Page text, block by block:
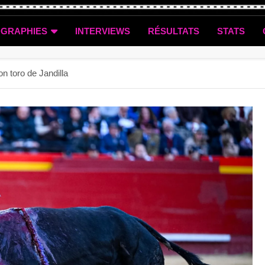
INTERVIEWS RÉSULTATS STATS
toro de Jandilla